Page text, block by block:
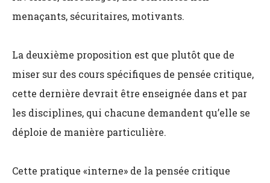
menaçants, sécuritaires, motivants.
La deuxième proposition est que plutôt que de
miser sur des cours spécifiques de pensée critique,
cette dernière devrait être enseignée dans et par
les disciplines, qui chacune demandent qu’elle se
déploie de manière particulière.
Cette pratique «interne» de la pensée critique